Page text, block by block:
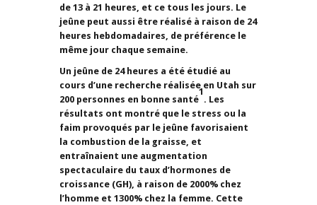
de 13 à 21 heures, et ce tous les jours. Le
jeûne peut aussi être réalisé à raison de 24
heures hebdomadaires, de préférence le
même jour chaque semaine.
Un jeûne de 24 heures a été étudié au
cours d’une recherche réalisée en Utah sur
200 personnes en bonne santé
1
. Les
résultats ont montré que le stress ou la
faim provoqués par le jeûne favorisaient
la combustion de la graisse, et
entraînaient une augmentation
spectaculaire du taux d’hormones de
croissance (GH), à raison de 2000% chez
l’homme et 1300% chez la femme. Cette